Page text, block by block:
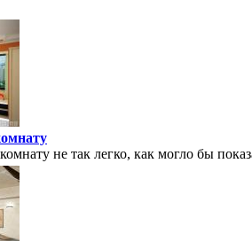
не так легко, как могло бы